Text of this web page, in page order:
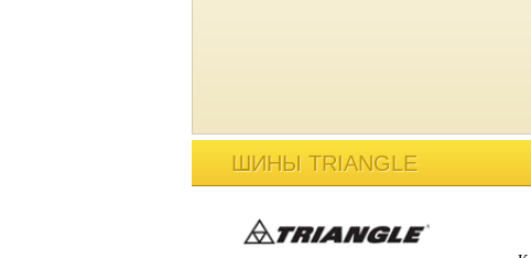
ШИНЫ TRIANGLE